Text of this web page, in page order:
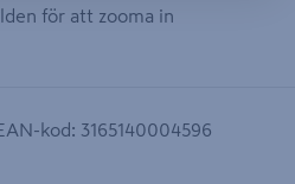
för att zooma in
kod: 3165140004596